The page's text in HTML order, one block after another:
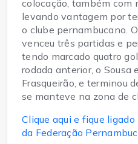
colocação, também com
levando vantagem por
o clube pernambucano.
venceu três partidas e
tendo marcado quatro
rodada anterior, o Sousa
Frasqueirão, e terminou
se manteve na zona de
Clique aqui e fique
da Federação